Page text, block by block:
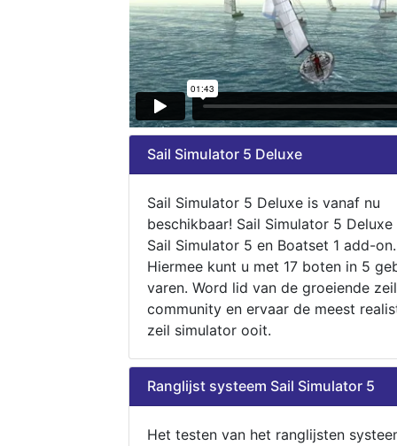
Sail Simulator 5 Deluxe
Sail Simulator 5 Deluxe is vanaf nu
beschikbaar! Sail Simulator 5
Sail Simulator 5 en Boatset 1 add-on.
Hiermee kunt u met 17 boten in 5
varen. Word lid van de groeiende zeil
community en ervaar de meest
zeil simulator ooit.
Ranglijst systeem Sail Simulator 5
Het testen van het ranglijsten